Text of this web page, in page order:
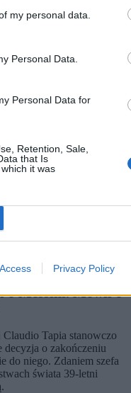
my personal data.
Personal Data.
Personal Data for
Retention, Sale,
that Is
it was
Privacy Policy
o Messim. Mówił o
Claudio Tapia stanowczo
o zakończeniu
do niego. Zdaniem szefa
świata 39-letni